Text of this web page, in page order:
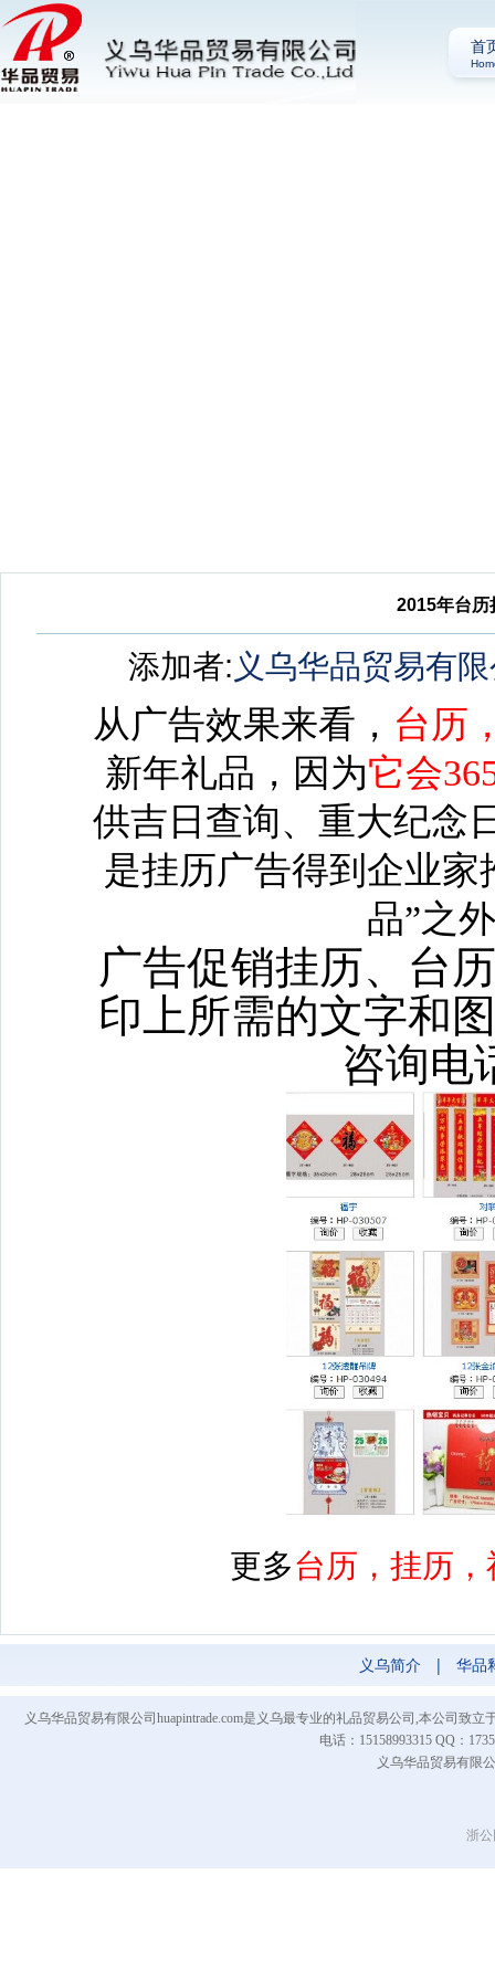
首
2015年台历
添加者: 义乌华品贸易有
从广告效果来看， 台历
新年礼品，因为它会
供吉日查询、重大纪念
是挂历广告得到企业
品”之
广告促销挂历、台
印上所需的文字和
咨询电
更多台历，挂历
义乌简介 | 华品
义乌华品贸易有限公司huapintrade.com是义乌最专业的礼品贸易公司,本公司致
电话：15158993315 QQ：
义乌华品贸易有限
浙公